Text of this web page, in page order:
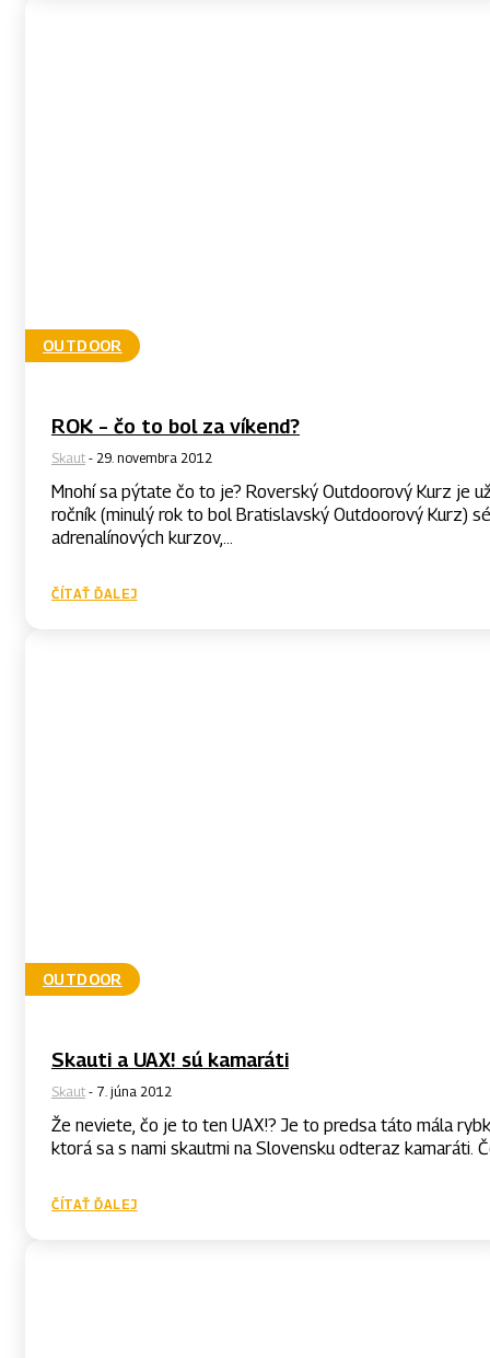
OUTDOOR
ROK – čo to bol za víkend?
Skaut - 29. novembra 2012
Mnohí sa pýtate čo to je? Roverský Outdoorový Kurz je už druhý
ročník (minulý rok to bol Bratislavský Outdoorový Kurz)
adrenalínových kurzov,...
ČÍTAŤ ĎALEJ
OUTDOOR
Skauti a UAX! sú kamaráti
Skaut - 7. júna 2012
Že neviete, čo je to ten UAX!? Je to predsa táto mála
ktorá sa s nami
ČÍTAŤ ĎALEJ